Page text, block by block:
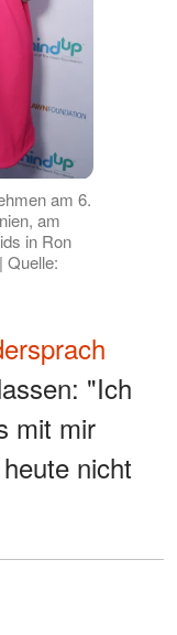
am 6.
am
in Ron
Quelle:
"Ich
mit mir
nicht